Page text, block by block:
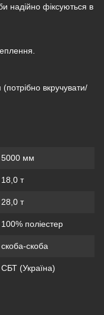
надійно фіксуються в
вкручувати/
5000 мм
18,0 т
28,0 т
100% поліестер
скоба-скоба
СБТ (Україна)